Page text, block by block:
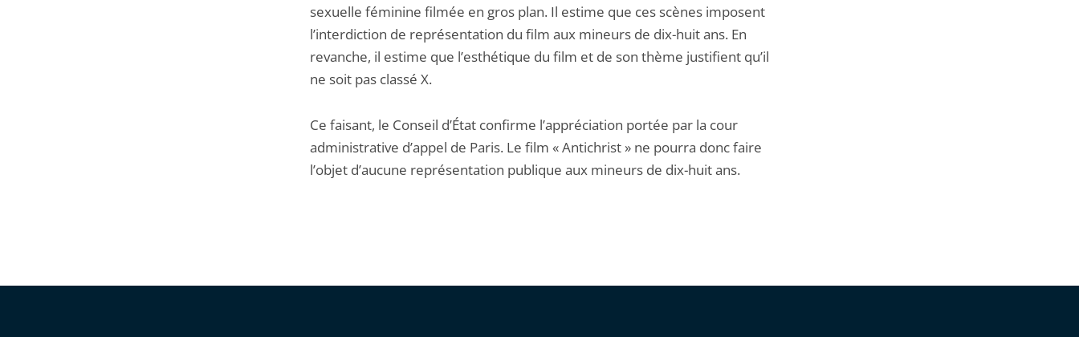
sexuelle féminine filmée en gros plan. Il estime que ces scènes imposent
l’interdiction de représentation du film aux mineurs de dix-huit ans. En
revanche, il estime que l’esthétique du film et de son thème justifient qu’il
ne soit pas classé X.
Ce faisant, le Conseil d’État confirme l’appréciation portée par la cour
administrative d’appel de Paris. Le film « Antichrist » ne pourra donc faire
l’objet d’aucune représentation publique aux mineurs de dix-huit ans.